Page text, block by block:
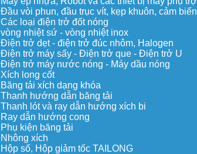
Đầu vòi phun, đầu trục vít, kẹp khuôn, cảm biến
Các loại điện trở đốt nóng
vòng nhiệt sứ - vòng nhiệt inox
Điện trở dẹt - điện trở đúc nhôm, Halogen
Điện trở máy sấy - Điện trở que - Điện trở U
Điện trở máy nước nóng - Máy dầu nóng
Xích long cốt
Băng tải xích dạng khóa
Thanh hướng dẫn băng tải
Thanh lót và ray dẫn hướng xích bi
Ray dẫn hướng cong
Phụ kiện băng tải
Nhông xích
Hộp số, Hộp giảm tốc TAILONG